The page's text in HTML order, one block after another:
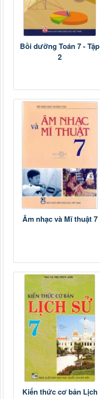
Bồi dưỡng Toán 7 - Tập
2
Âm nhạc và Mĩ thuật 7
Kiến thức cơ bản Lịch